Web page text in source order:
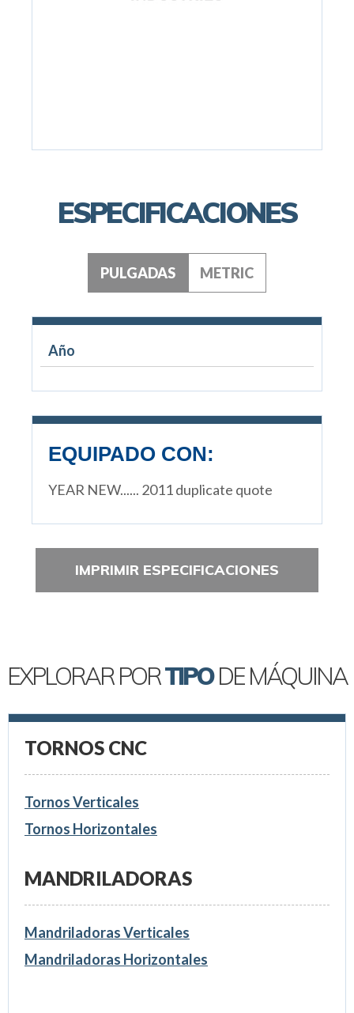
ESPECIFICACIONES
PULGADAS METRIC
Año
EQUIPADO CON:
YEAR NEW...... 2011 duplicate quote
IMPRIMIR ESPECIFICACIONES
EXPLORAR PORTIPODE MÁQUINA
TORNOS CNC
Tornos Verticales
Tornos Horizontales
MANDRILADORAS
Mandriladoras Verticales
Mandriladoras Horizontales